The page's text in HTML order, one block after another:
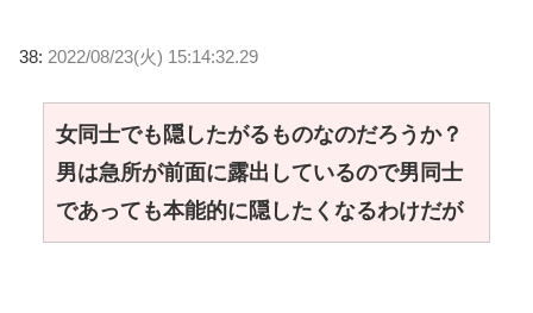
38: 2022/08/23(火) 15:14:32.29
女同士でも隠したがるものなのだろうか？
男は急所が前面に露出しているので男同士
であっても本能的に隠したくなるわけだが